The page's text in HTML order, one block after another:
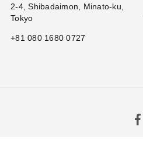
2-4, Shibadaimon, Minato-ku,
Tokyo
+81 080 1680 0727